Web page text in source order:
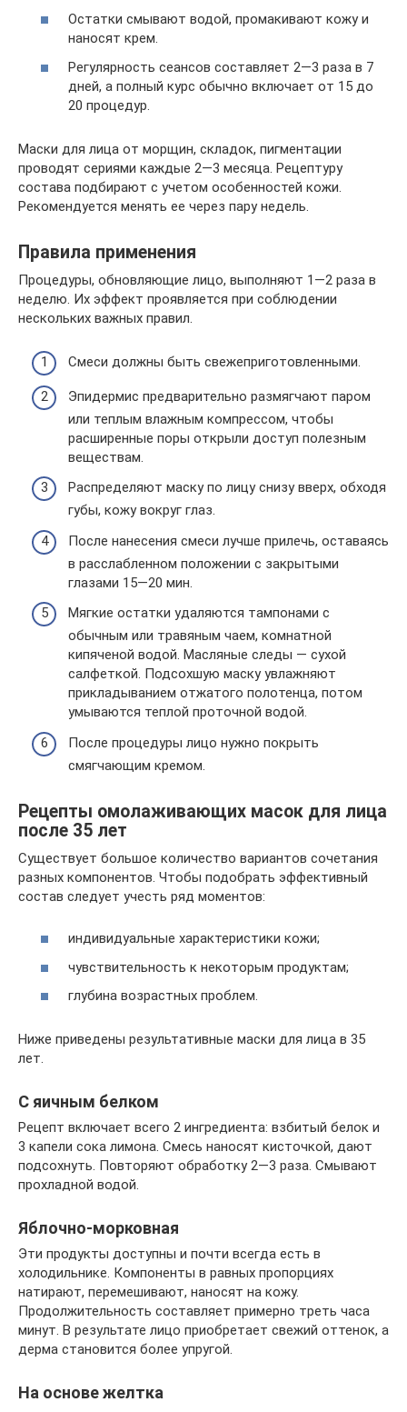
Остатки смывают водой, промакивают кожу и
наносят крем.
Регулярность сеансов составляет 2—3 раза в 7
дней, а полный курс обычно включает от 15 до
20 процедур.
Маски для лица от морщин, складок, пигментации
проводят сериями каждые 2—3 месяца. Рецептуру
состава подбирают с учетом особенностей кожи.
Рекомендуется менять ее через пару недель.
Правила применения
Процедуры, обновляющие лицо, выполняют 1—2 раза в
неделю. Их эффект проявляется при соблюдении
нескольких важных правил.
Смеси должны быть свежеприготовленными.
Эпидермис предварительно размягчают паром
или теплым влажным компрессом, чтобы
расширенные поры открыли доступ полезным
веществам.
Распределяют маску по лицу снизу вверх, обходя
губы, кожу вокруг глаз.
После нанесения смеси лучше прилечь, оставаясь
в расслабленном положении с закрытыми
глазами 15—20 мин.
Мягкие остатки удаляются тампонами с
обычным или травяным чаем, комнатной
кипяченой водой. Масляные следы — сухой
салфеткой. Подсохшую маску увлажняют
прикладыванием отжатого полотенца, потом
умываются теплой проточной водой.
После процедуры лицо нужно покрыть
смягчающим кремом.
Рецепты омолаживающих масок для лица
после 35 лет
Существует большое количество вариантов сочетания
разных компонентов. Чтобы подобрать эффективный
состав следует учесть ряд моментов:
индивидуальные характеристики кожи;
чувствительность к некоторым продуктам;
глубина возрастных проблем.
Ниже приведены результативные маски для лица в 35
лет.
С яичным белком
Рецепт включает всего 2 ингредиента: взбитый белок и
3 капели сока лимона. Смесь наносят кисточкой, дают
подсохнуть. Повторяют обработку 2—3 раза. Смывают
прохладной водой.
Яблочно-морковная
Эти продукты доступны и почти всегда есть в
холодильнике. Компоненты в равных пропорциях
натирают, перемешивают, наносят на кожу.
Продолжительность составляет примерно треть часа
минут. В результате лицо приобретает свежий оттенок, а
дерма становится более упругой.
На основе желтка